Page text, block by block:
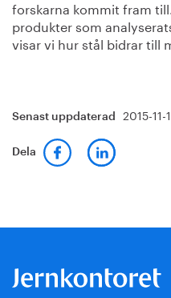
forskarna kommit fram
produkter som
visar vi hur stål bidrar till
Senast uppdaterad 2015-11-
Dela